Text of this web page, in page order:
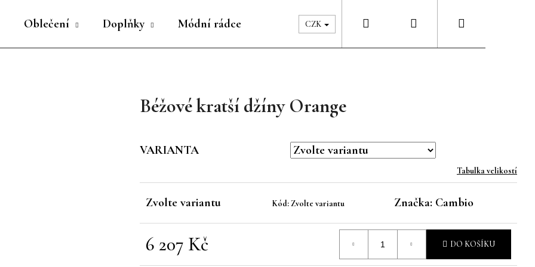
Oblečení Doplňky Módní rádce Péče & Šatník Kontakty
CZK Přihlášení
Béžové kratší džíny Orange
VARIANTA
Tabulka velikostí
Zvolte variantu Kód: Zvolte variantu Značka: Cambio
6 207 Kč DO KOŠÍKU
HLEDAT